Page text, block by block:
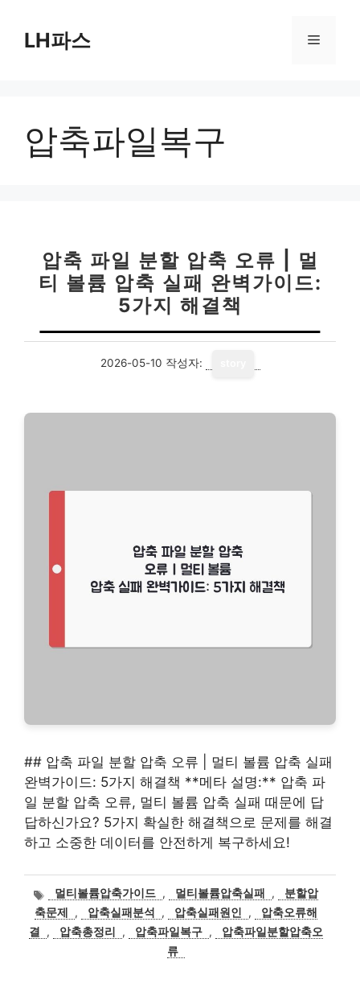
LH파스 메
압축파일복구
압축 파일 분할 압축 오류 | 멀
티 볼륨 압축 실패 완벽가이드:
5가지 해결책
2026-05-10 작성자:
## 압축 파일 분할 압축 오류 | 멀티 볼륨 압축 실패
완벽가이드: 5가지 해결책 **메타 설명:** 압축 파
일 분할 압축 오류, 멀티 볼륨 압축 실패 때문에 답
답하신가요? 5가지 확실한 해결책으로 문제를 해결
하고 소중한 데이터를 안전하게 복구하세요!
태
그
멀티볼륨압축가이드 , 멀티볼륨압축실패 ,
분할압
축문제
, 압축실패분석 , 압축실패원인 ,
압축오류해
결
, 압축총정리 , 압축파일복구 ,
압축파일분할압축오
류